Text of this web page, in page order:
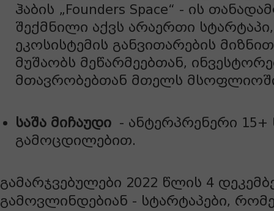
ჰაბის „Founders Space“ - ის
შექმნილი აქვს არაერთი
ეკოსისტემის განვითარების
მუშაობს მეწარმეებთან,
მთავრობებთან მთელს
საშა მიჩაუდი - ანტერპრენერი
გამოცდილებით.
გამარჯვებულები 2022 წლის 4
გამოვლინდებიან - სტარტაპები,